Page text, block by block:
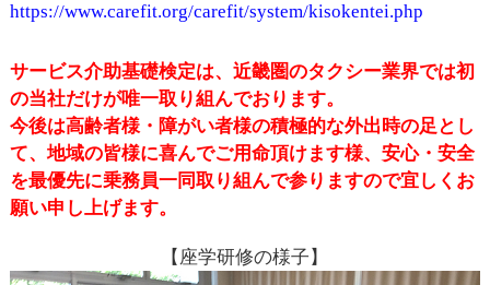
https://www.carefit.org/carefit/system/kisokentei.php
サービス介助基礎検定は、近畿圏のタクシー業界では初
の当社だけが唯一取り組んでおります。
今後は高齢者様・障がい者様の積極的な外出時の足とし
て、地域の皆様に喜んでご用命頂けます様、安心・安全
を最優先に乗務員一同取り組んで参りますので宜しくお
願い申し上げます。
【座学研修の様子】